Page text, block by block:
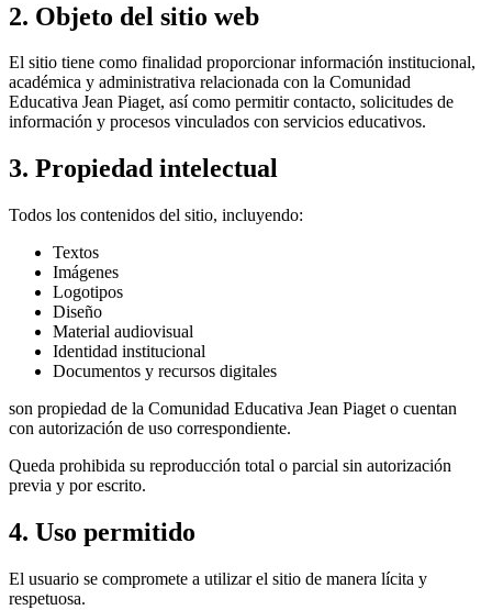
2. Objeto del sitio web
El sitio tiene como finalidad proporcionar información institucional,
académica y administrativa relacionada con la Comunidad
Educativa Jean Piaget, así como permitir contacto, solicitudes de
información y procesos vinculados con servicios educativos.
3. Propiedad intelectual
Todos los contenidos del sitio, incluyendo:
Textos
Imágenes
Logotipos
Diseño
Material audiovisual
Identidad institucional
Documentos y recursos digitales
son propiedad de la Comunidad Educativa Jean Piaget o cuentan
con autorización de uso correspondiente.
Queda prohibida su reproducción total o parcial sin autorización
previa y por escrito.
4. Uso permitido
El usuario se compromete a utilizar el sitio de manera lícita y
respetuosa.